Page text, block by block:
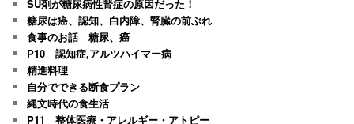
SU剤が糖尿病性腎症の原因だった！
糖尿は癌、認知、白内障、腎臓の前ぶれ
食事のお話 糖尿、癌
P10 認知症,アルツハイマー病
精進料理
自分でできる断食プラン
縄文時代の食生活
P11 整体医療・アレルギー・アトピー